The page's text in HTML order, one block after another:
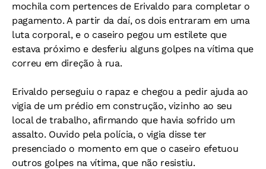
mochila com pertences de Erivaldo para completar o
pagamento. A partir da daí, os dois entraram em uma
luta corporal, e o caseiro pegou um estilete que
estava próximo e desferiu alguns golpes na vítima que
correu em direção à rua.
Erivaldo perseguiu o rapaz e chegou a pedir ajuda ao
vigia de um prédio em construção, vizinho ao seu
local de trabalho, afirmando que havia sofrido um
assalto. Ouvido pela polícia, o vigia disse ter
presenciado o momento em que o caseiro efetuou
outros golpes na vítima, que não resistiu.